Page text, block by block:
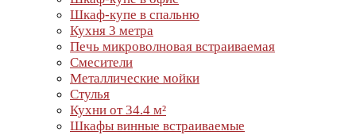
Шкаф-купе в спальню
Кухня 3 метра
Печь микроволновая встраиваемая
Смесители
Металлические мойки
Стулья
Кухни от 34.4 м²
Шкафы винные встраиваемые